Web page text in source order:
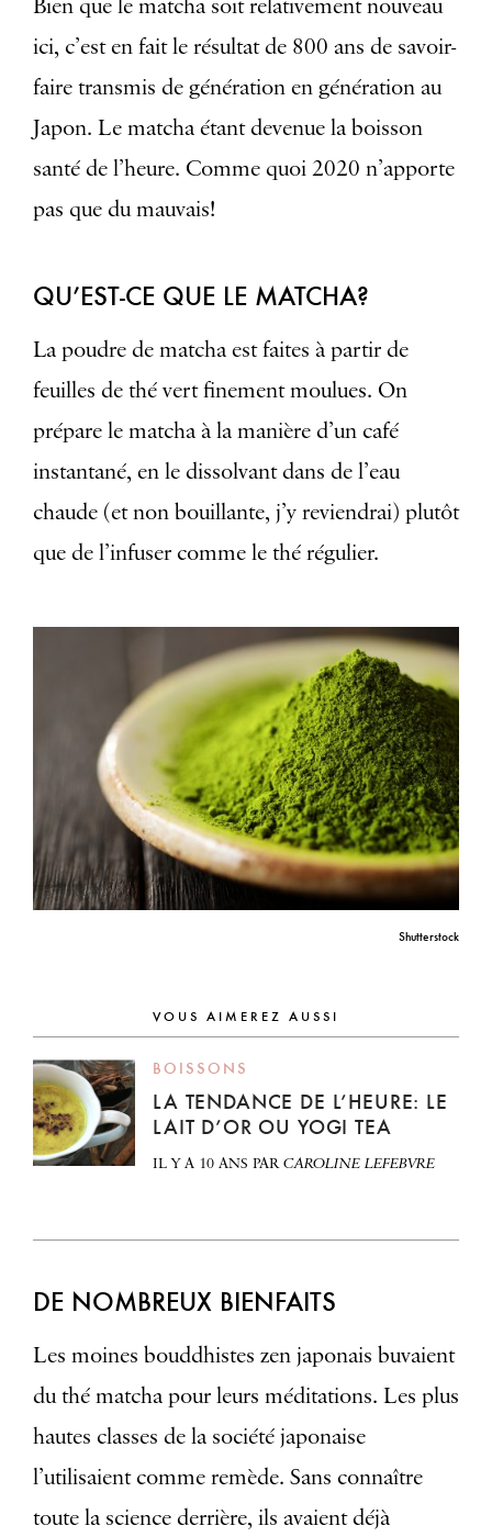
Bien que le matcha soit relativement nouveau
ici, c’est en fait le résultat de 800 ans de savoir-
faire transmis de génération en génération au
Japon. Le matcha étant devenue la boisson
santé de l’heure. Comme quoi 2020 n’apporte
pas que du mauvais!
QU’EST-CE QUE LE MATCHA?
La poudre de matcha est faites à partir de
feuilles de thé vert finement moulues. On
prépare le matcha à la manière d’un café
instantané, en le dissolvant dans de l’eau
chaude (et non bouillante, j’y reviendrai) plutôt
que de l’infuser comme le thé régulier.
Shutterstock
VOUS AIMEREZ AUSSI
BOISSONS
LA TENDANCE DE L’HEURE: LE
LAIT D’OR OU YOGI TEA
IL Y A 10 ANS PARCAROLINE LEFEBVRE
DE NOMBREUX BIENFAITS
Les moines bouddhistes zen japonais buvaient
du thé matcha pour leurs méditations. Les plus
hautes classes de la société japonaise
l’utilisaient comme remède. Sans connaître
toute la science derrière, ils avaient déjà